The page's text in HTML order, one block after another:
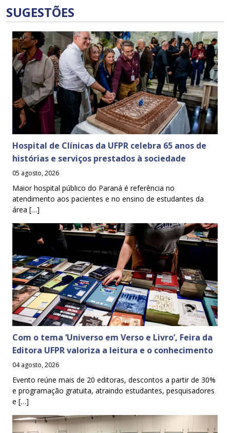
SUGESTÕES
Hospital de Clínicas da UFPR celebra 65 anos de
histórias e serviços prestados à sociedade
05 agosto, 2026
Maior hospital público do Paraná é referência no
atendimento aos pacientes e no ensino de estudantes da
área […]
Com o tema ‘Universo em Verso e Livro’, Feira da
Editora UFPR valoriza a leitura e o conhecimento
04 agosto, 2026
Evento reúne mais de 20 editoras, descontos a partir de 30%
e programação gratuita, atraindo estudantes, pesquisadores
e […]